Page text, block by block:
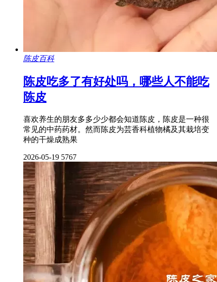
陈皮百科
陈皮吃多了有好处吗，哪些人不能吃
陈皮
喜欢养生的朋友多多少少都会知道陈皮，陈皮是一种很
常见的中药药材。然而陈皮为芸香科植物橘及其栽培变
种的干燥成熟果
2026-05-19 5767